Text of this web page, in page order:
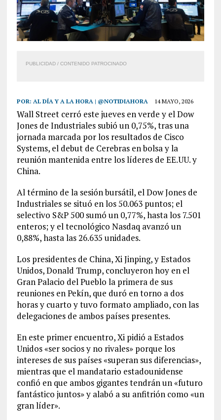
PUBLICIDAD / CONTENIDO PATROCINADO
POR: AL DÍA Y A LA HORA | @NOTIDIAHORA 14 MAYO, 2026
Wall Street cerró este jueves en verde y el Dow
Jones de Industriales subió un 0,75%, tras una
jornada marcada por los resultados de Cisco
Systems, el debut de Cerebras en bolsa y la
reunión mantenida entre los líderes de EE.UU. y
China.
Al término de la sesión bursátil, el Dow Jones de
Industriales se situó en los 50.063 puntos; el
selectivo S&P 500 sumó un 0,77%, hasta los 7.501
enteros; y el tecnológico Nasdaq avanzó un
0,88%, hasta las 26.635 unidades.
Los presidentes de China, Xi Jinping, y Estados
Unidos, Donald Trump, concluyeron hoy en el
Gran Palacio del Pueblo la primera de sus
reuniones en Pekín, que duró en torno a dos
horas y cuarto y tuvo formato ampliado, con las
delegaciones de ambos países presentes.
En este primer encuentro, Xi pidió a Estados
Unidos «ser socios y no rivales» porque los
intereses de sus países «superan sus diferencias»,
mientras que el mandatario estadounidense
confió en que ambos gigantes tendrán un «futuro
fantástico juntos» y alabó a su anfitrión como «un
gran líder».